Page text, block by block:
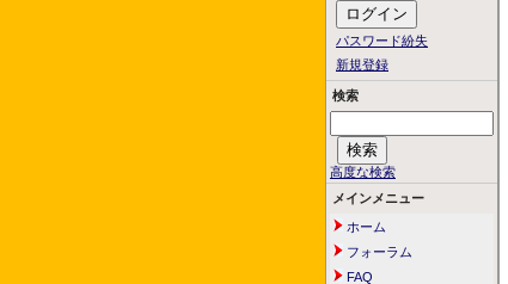
パスワード紛失
新規登録
検索
高度な検索
メインメニュー
ホーム
フォーラム
FAQ